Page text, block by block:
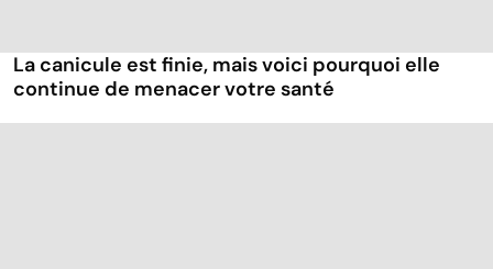
La canicule est finie, mais voici pourquoi elle
continue de menacer votre santé